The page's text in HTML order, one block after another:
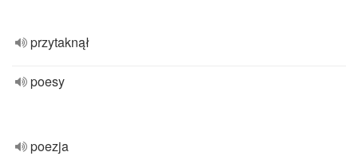
przytaknął
poesy
poezja